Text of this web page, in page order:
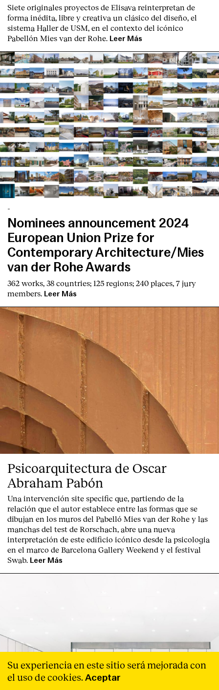
English Español Italiano Català
Siete originales proyectos de Elisava reinterpretan de
forma inédita, libre y creativa un clásico del diseño, el
sistema Haller de USM, en el contexto del icónico
Pabellón Mies van der Rohe. Leer Más
-
Nominees announcement 2024
European Union Prize for
Contemporary Architecture/Mies
van der Rohe Awards
362 works, 38 countries; 125 regions; 240 places, 7 jury
members. Leer Más
Psicoarquitectura de Oscar
Abraham Pabón
Una intervención site specific que, partiendo de la
relación que el autor establece entre las formas que se
dibujan en los muros del Pabelló Mies van der Rohe y las
manchas del test de Rorschach, abre una nueva
interpretación de este edificio icónico desde la psicologia
en el marco de Barcelona Gallery Weekend y el festival
Swab. Leer Más
Su experiencia en este sitio será mejorada con
el uso de cookies. Aceptar